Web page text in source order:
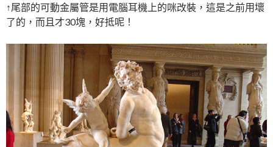
↑尾部的可動金屬管是用電腦耳機上的咪改裝，這是之前用壞
了的，而且才30塊，好抵呢！